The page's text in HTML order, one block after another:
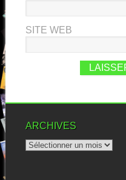
SITE WEB
ARCHIVES